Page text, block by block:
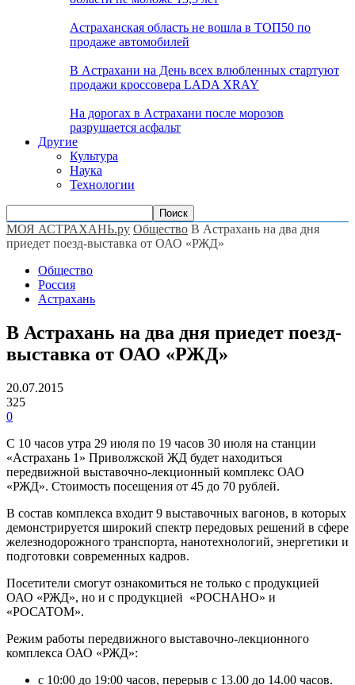
Астраханская область не вошла в ТОП50 по
продаже автомобилей
В Астрахани на День всех влюбленных стартуют
продажи кроссовера LADA XRAY
На дорогах в Астрахани после морозов
разрушается асфальт
Другие
Культура
Наука
Технологии
МОЯ АСТРАХАНЬ.ру Общество В Астрахань на два дня
приедет поезд-выставка от ОАО «РЖД»
Общество
Россия
Астрахань
В Астрахань на два дня приедет поезд-
выставка от ОАО «РЖД»
20.07.2015
325
0
С 10 часов утра 29 июля по 19 часов 30 июля на станции
«Астрахань 1» Приволжской ЖД будет находиться
передвижной выставочно-лекционный комплекс ОАО
«РЖД». Стоимость посещения от 45 до 70 рублей.
В состав комплекса входит 9 выставочных вагонов, в которых
демонстрируется широкий спектр передовых решений в сфере
железнодорожного транспорта, нанотехнологий, энергетики и
подготовки современных кадров.
Посетители смогут ознакомиться не только с продукцией
ОАО «РЖД», но и с продукцией «РОСНАНО» и
«РОСАТОМ».
Режим работы передвижного выставочно-лекционного
комплекса ОАО «РЖД»:
с 10:00 до 19:00 часов, перерыв с 13.00 до 14.00 часов.